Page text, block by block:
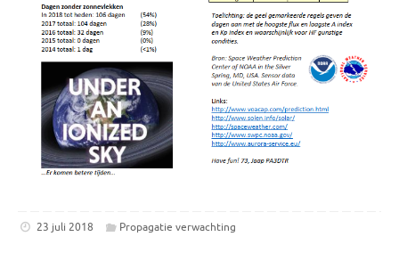
23 juli 2018 Propagatie verwachting